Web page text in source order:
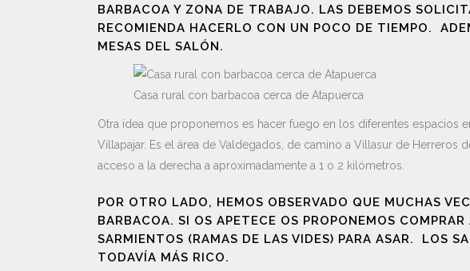
BARBACOA Y ZONA DE TRABAJO. LAS DEBEMOS
RECOMIENDA HACERLO CON UN POCO DE TIEMPO.
MESAS DEL SALÓN.
Casa rural con barbacoa cerca de Atapuerca
Otra idea que proponemos es hacer fuego en los diferentes espacios
Villapajar. Es el área de Valdegados, de camino a Villasur de
acceso a la derecha a aproximadamente a 1 o 2 kilómetros.
POR OTRO LADO, HEMOS OBSERVADO QUE MUCHAS
BARBACOA. SI OS APETECE OS PROPONEMOS
SARMIENTOS (RAMAS DE LAS VIDES) PARA ASAR. LOS
TODAVÍA MÁS RICO.